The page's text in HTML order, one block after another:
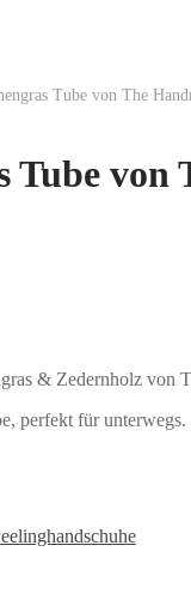
Tube von The
von
& Zedernholz von
perfekt für unterwegs.